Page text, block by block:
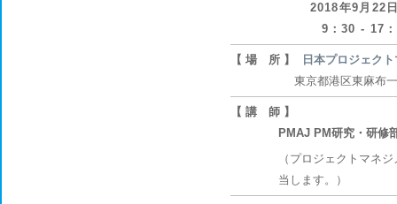
2018年9月22
9：30 - 17
【 場 所 】
日本プロジェク
東京都港区東麻布一丁目
【 講 師 】
PMAJ PM研究・研修
（プロジェクトマネ
当します。）